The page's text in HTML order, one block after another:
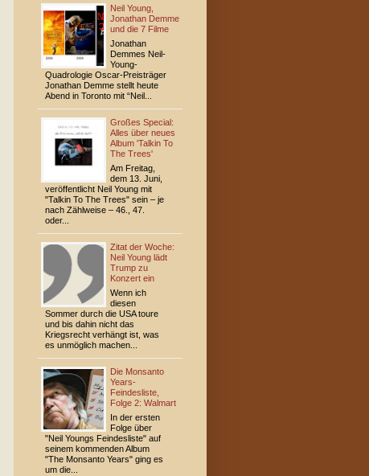
Neil Young,
Jonathan Demme
und die 7 Filme
Jonathan
Demmes Neil-
Young-
Quadrologie Oscar-Preisträger
Jonathan Demme stellt heute
Abend in Toronto mit “Neil...
Großes Special:
Alles über neues
Album 'Talkin To
The Trees'
Am Freitag,
dem 13. Juni,
veröffentlicht Neil Young mit
"Talkin To The Trees" sein – je
nach Zählweise – 46., 47.
oder...
Zitat der Woche:
Neil Young lädt
Trump zu
Konzert ein
Wenn ich
diesen
Sommer durch die USA toure
und bis dahin nicht das
Kriegsrecht verhängt ist, was
es unmöglich machen...
Die Monsanto
Years-
Feindesliste,
Folge 2: Walmart
In der ersten
Folge über
"Neil Youngs Feindesliste" auf
seinem kommenden Album
"The Monsanto Years" ging es
um die...